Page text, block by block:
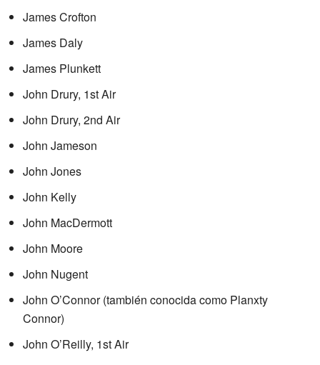
James Crofton
James Daly
James Plunkett
John Drury, 1st Air
John Drury, 2nd Air
John Jameson
John Jones
John Kelly
John MacDermott
John Moore
John Nugent
John O’Connor (también conocida como Planxty
Connor)
John O’Reilly, 1st Air